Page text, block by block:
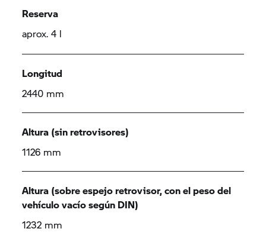
Reserva
aprox. 4 l
Longitud
2440 mm
Altura (sin retrovisores)
1126 mm
Altura (sobre espejo retrovisor, con el peso del
vehículo vacío según DIN)
1232 mm